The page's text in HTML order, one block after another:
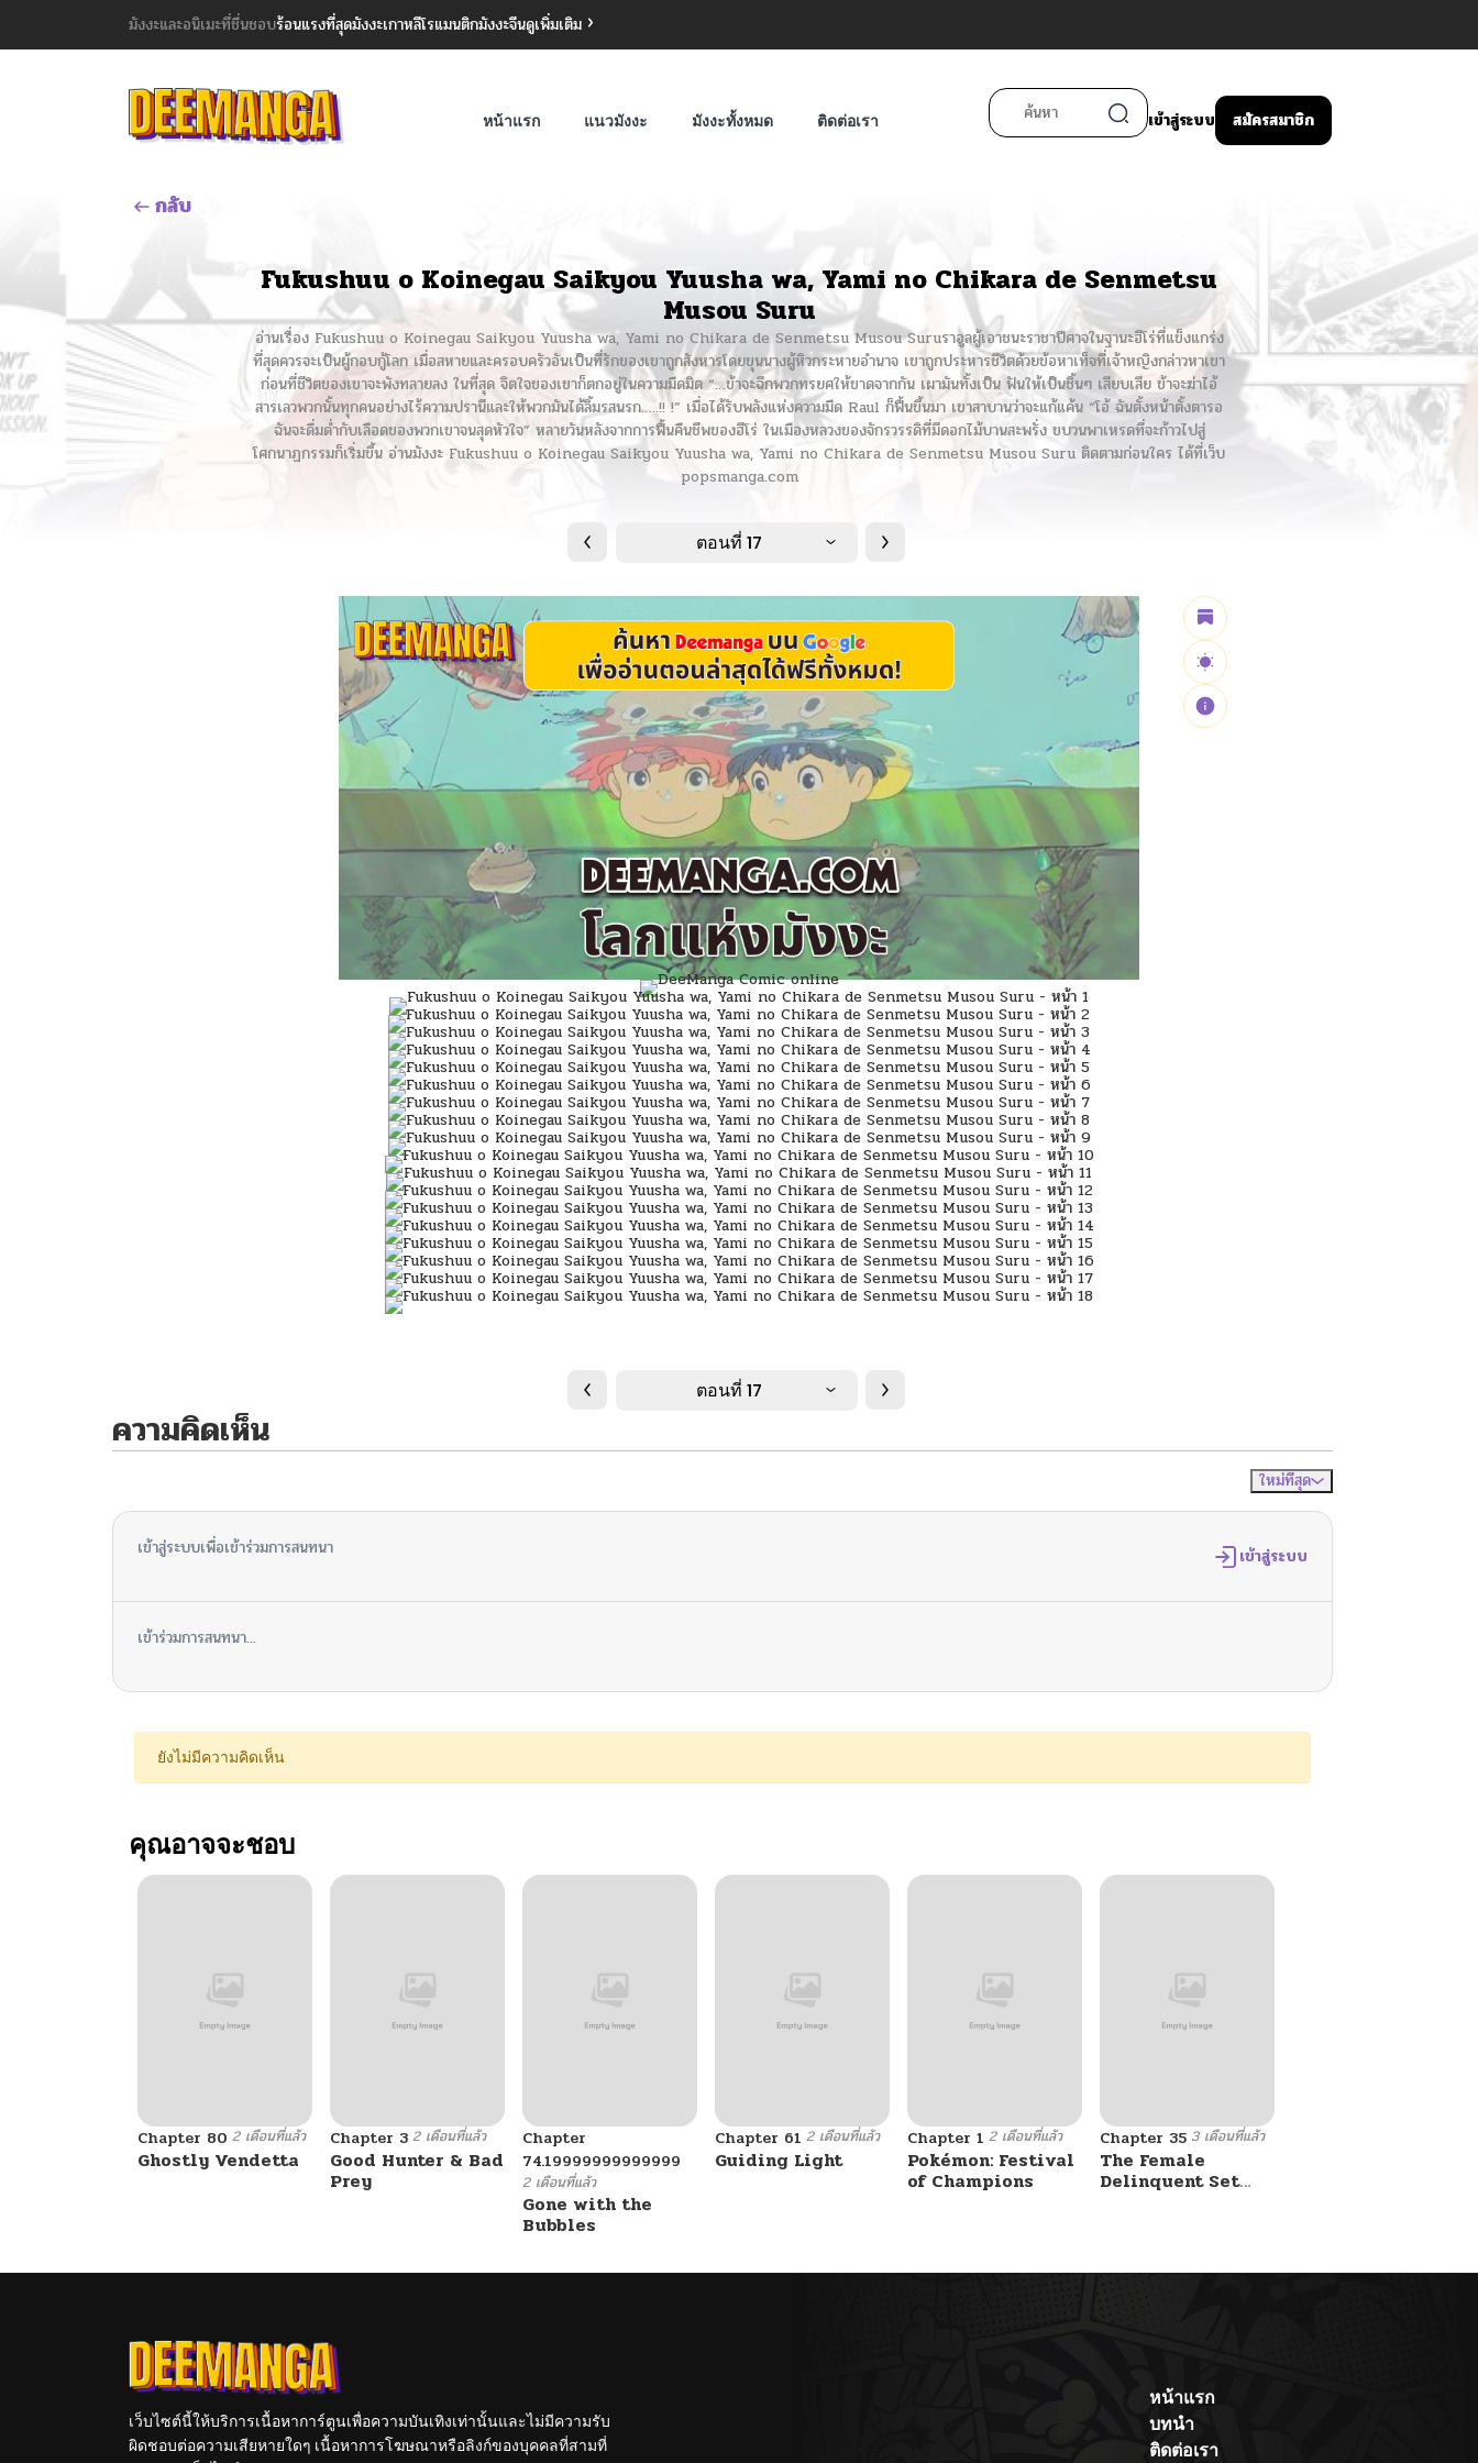
มังงะและอนิเมะที่ชื่นชอบร้อนแรงที่สุดมังงะเกาหลีโรแมนติกมังงะจีนดูเพิ่มเติม
หน้าแรก แนวมังงะ มังงะทั้งหมด ติดต่อเรา เข้าสู่ระบบ สมัครสมาชิก
กลับ
Fukushuu o Koinegau Saikyou Yuusha wa, Yami no Chikara de Senmetsu
Musou Suru
อ่านเรื่อง Fukushuu o Koinegau Saikyou Yuusha wa, Yami no Chikara de Senmetsu Musou Suruราอูลผู้เอาชนะราชาปีศาจในฐานะฮีโร่ที่แข็งแกร่ง
ที่สุดควรจะเป็นผู้กอบกู้โลก เมื่อสหายและครอบครัวอันเป็นที่รักของเขาถูกสังหารโดยขุนนางผู้หิวกระหายอำนาจ เขาถูกประหารชีวิตด้วยข้อหาเท็จที่เจ้าหญิงกล่าวหาเขา
ก่อนที่ชีวิตของเขาจะพังทลายลง ในที่สุด จิตใจของเขาก็ตกอยู่ในความมืดมิด “…ข้าจะฉีกพวกทรยศให้ขาดจากกัน เผามันทั้งเป็น ฟันให้เป็นชิ้นๆ เสียบเสีย ข้าจะฆ่าไอ้
สารเลวพวกนั้นทุกคนอย่างไร้ความปรานีและให้พวกมันได้ลิ้มรสนรก…..!! !” เมื่อได้รับพลังแห่งความมืด Raul ก็ฟื้นขึ้นมา เขาสาบานว่าจะแก้แค้น “โอ้ ฉันตั้งหน้าตั้งตารอ
ฉันจะดื่มด่ำกับเลือดของพวกเขาจนสุดหัวใจ” หลายวันหลังจากการฟื้นคืนชีพของฮีโร่ ในเมืองหลวงของจักรวรรดิที่มีดอกไม้บานสะพรั่ง ขบวนพาเหรดที่จะก้าวไปสู่
โศกนาฏกรรมก็เริ่มขึ้น อ่านมังงะ Fukushuu o Koinegau Saikyou Yuusha wa, Yami no Chikara de Senmetsu Musou Suru ติดตามก่อนใคร ได้ที่เว็บ
popsmanga.com
ตอนที่ 17
ตอนที่ 17
ความคิดเห็น
ใหม่ที่สุด
เข้าสู่ระบบเพื่อเข้าร่วมการสนทนา เข้าสู่ระบบ
เข้าร่วมการสนทนา...
ยังไม่มีความคิดเห็น
คุณอาจจะชอบ
Chapter 80 2 เดือนที่แล้ว
Ghostly Vendetta
Chapter 3 2 เดือนที่แล้ว
Good Hunter & Bad
Prey
Chapter
74.19999999999999
2 เดือนที่แล้ว
Gone with the
Bubbles
Chapter 61 2 เดือนที่แล้ว
Guiding Light
Chapter 1 2 เดือนที่แล้ว
Pokémon: Festival
of Champions
Chapter 35 3 เดือนที่แล้ว
The Female
Delinquent Set
เว็บไซต์นี้ให้บริการเนื้อหาการ์ตูนเพื่อความบันเทิงเท่านั้นและไม่มีความรับ
ผิดชอบต่อความเสียหายใดๆ เนื้อหาการโฆษณาหรือลิงก์ของบุคคลที่สามที่
หน้าแรก
บทนำ
ติดต่อเรา